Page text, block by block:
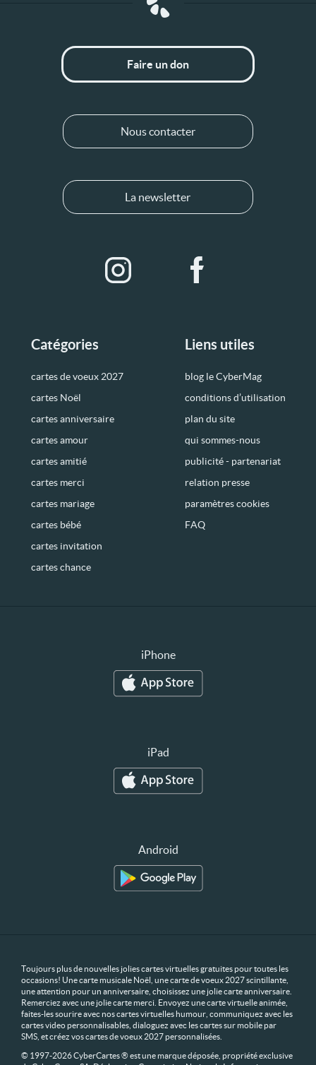
Catégories
cartes de voeux 2027
cartes Noël
cartes anniversaire
cartes amour
cartes amitié
cartes merci
cartes mariage
cartes bébé
cartes invitation
cartes chance
Liens utiles
blog le CyberMag
conditions d’utilisation
plan du site
qui sommes-nous
publicité - partenariat
relation presse
paramètres cookies
FAQ
Faire un don
Nous contacter
La newsletter
iPhone
iPad
Android
Toujours plus de nouvelles jolies cartes virtuelles gratuites pour toutes les
occasions! Une carte musicale Noël, une carte de voeux 2027 scintillante,
une attention pour un anniversaire, choisissez une jolie carte anniversaire.
Remerciez avec une jolie carte merci. Envoyez une carte virtuelle animée,
faites-les sourire avec nos cartes virtuelles humour, communiquez avec les
cartes video personnalisables, dialoguez avec les cartes sur mobile par
SMS, et créez vos cartes de voeux 2027 personnalisées.
© 1997-2026 CyberCartes ® est une marque déposée, propriété exclusive